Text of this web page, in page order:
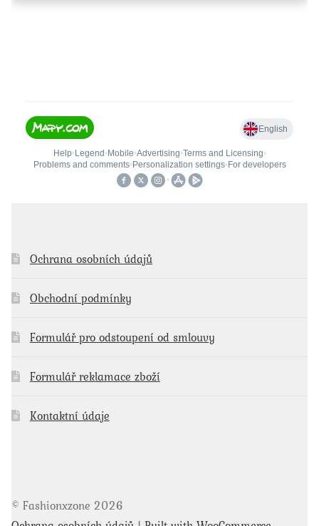
Ochrana osobních údajů
Obchodní podmínky
Formulář pro odstoupení od smlouvy
Formulář reklamace zboží
Kontaktní údaje
© Fashionxzone 2026